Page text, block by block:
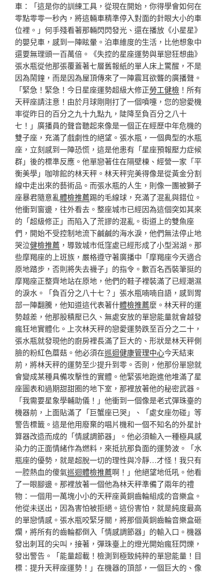
車：「這是你的訓練工具，從現在開始，你得學會如何在
零點零零一秒內，將這輛車精準停入對面的針眼大小的車
位裡。」何手殘看著那輛閃閃發光、還在播放《小星星》
的嬰兒車，感到一陣眩暈。泊車維度的生活，比他想象中
還要無理頭一百萬倍。《失控的星座運勢與單戀狂想曲》
張水瓶從他那張覆蓋著七層舊報紙的單人床上驚醒，不是
因為鬧鐘，而是因為屋頂傳來了一陣震耳欲聾的廣播聲。
「緊急！緊急！今日星座運勢超級大修正勞工健檢 ！所有
天秤座請注意！由於月球剛剛打了一個噴嚏，您的戀愛機
率從昨日的百分之九十九點九，陡降至負百分之八十
七！」廣播員的聲音聽起來像是一個正在經歷中年危機的
雙子座，充滿了戲劇性的絕望。張水瓶，一個典型的水瓶
座，立刻感到一陣恐慌，這是他患有「星座預報壓力症候
群」後的標準反應。他單戀著住在隔壁棟、經營一家「平
衡美學」咖啡館的林天秤。林天秤完美得像是從黃金分割
線中走出來的藝術品。而張水瓶的人生，則像一團被獅子
座暴君隨意亂體檢推薦踢的毛線球，充滿了混亂與錯位。
他衝到窗邊，往外看去。整座城市已經因為這個突如其來
的「超級修正」而陷入了荒謬的混亂。街道上的雙魚座
們，開始不受控制地流下鹹鹹的海水淚，他們無法停止地
哭泣健檢推薦 ，導致城市低窪處已經形成了小型潟湖。那
些摩羯座的上班族，嚴格遵守著廣播中「摩羯座今天適合
原地踏步，否則將失去襪子」的指令。數百名西裝筆挺的
摩羯座正整齊地站在原地，他們的鞋子裡裝滿了已經潮濕
的淚水。「負百分之八十七？」張水瓶喃喃自語，感到胃
部一陣翻騰，他知道這代表著什體檢推薦麼。林天秤的運
勢越差，他那股積壓已久、無處安放的單戀能量就會越發
瘋狂地實體化。上次林天秤的戀愛運勢跌至百分之二十，
張水瓶就發現他的廚房裡長滿了巨大的、形狀是林天秤側
臉的粉紅色蘑菇。他必須在巡迴健康管理中心今天結束
前，將林天秤的運勢至少提升到零。否則，他那份單戀就
會變成某種具備攻擊性的實體。他緊張地跑進他堆滿了星
座圖表和過期甜甜圈的地下室，那裡放著他的秘密武器。
「我需要星象學輔助儀！」他衝到一個像是老式彈珠臺的
機器前，上面貼滿了「巨蟹座已哭」、「處女座勿碰」等
警告標籤。這是他用廢棄的唱片機和一個不知名的外星計
算器改造而成的「情感調節器」。他必須輸入一種極具感
染力的正面情緒作為燃料，來抵抗那負面的運勢波。「水
瓶座的優勢，就是超脫一切的理性與冷靜…才怪！我只有
一腔熱血的傻氣巡迴體檢推薦啊！」他絕望地低吼。他看
了一眼腳邊。那裡放著一個他為林天秤準備了兩年的禮
物：一個用一萬塊小小的天秤座黃銅齒輪組成的音樂盒。
他從未送出，因為害怕被拒絕。這份害怕，就是純度最高
的單戀情感。張水瓶咬緊牙關，將那個黃銅齒輪音樂盒砸
爛，將所有的齒輪都倒入「情感調節器」的輸入口。機器
發出刺耳的尖叫，接著，彈珠臺上的燈光開始瘋狂閃爍，
發出警告。「能量超載！檢測到極致純粹的單戀能量！目
標：提升天秤座運勢！」在機器的頂部，一個巨大的、像